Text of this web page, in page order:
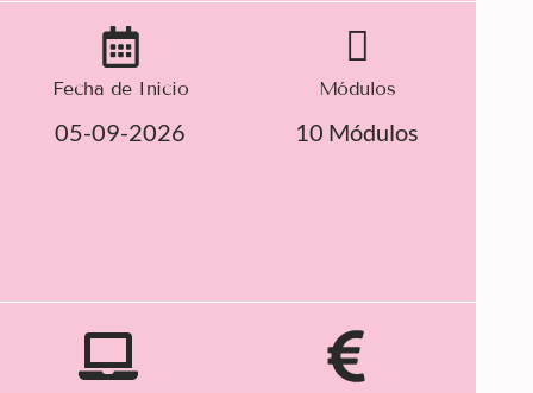
Fecha de Inicio
05-09-2026
Módulos
10 Módulos